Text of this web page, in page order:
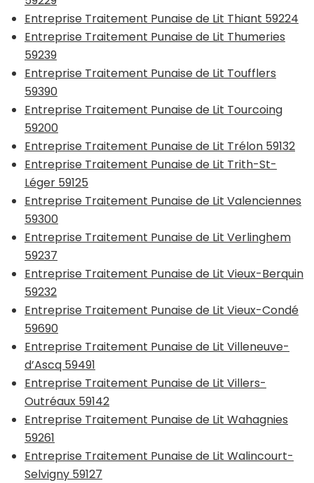
Entreprise Traitement Punaise de Lit Thiant 59224
Entreprise Traitement Punaise de Lit Thumeries
59239
Entreprise Traitement Punaise de Lit Toufflers
59390
Entreprise Traitement Punaise de Lit Tourcoing
59200
Entreprise Traitement Punaise de Lit Trélon 59132
Entreprise Traitement Punaise de Lit Trith-St-
Léger 59125
Entreprise Traitement Punaise de Lit Valenciennes
59300
Entreprise Traitement Punaise de Lit Verlinghem
59237
Entreprise Traitement Punaise de Lit Vieux-Berquin
59232
Entreprise Traitement Punaise de Lit Vieux-Condé
59690
Entreprise Traitement Punaise de Lit Villeneuve-
d’Ascq 59491
Entreprise Traitement Punaise de Lit Villers-
Outréaux 59142
Entreprise Traitement Punaise de Lit Wahagnies
59261
Entreprise Traitement Punaise de Lit Walincourt-
Selvigny 59127